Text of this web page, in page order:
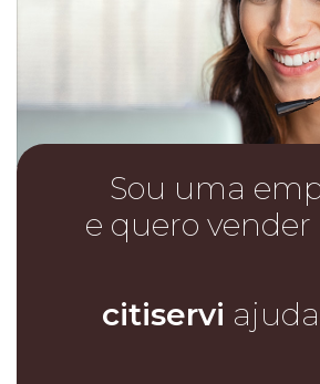
Sou uma
e quero vender
citiservi